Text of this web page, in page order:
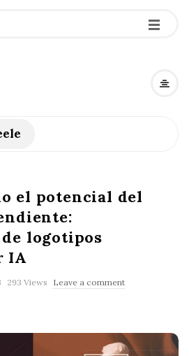
el potencial del
logotipos
IA
293 Views Leave a comment